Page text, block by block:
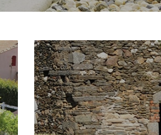
CANISSE ROSEAU FENDU